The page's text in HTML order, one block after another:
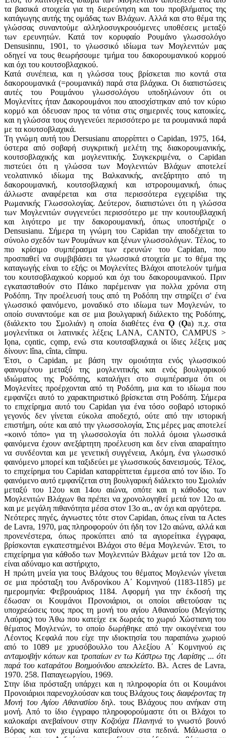
τα βασικά στοιχεία για τη διερεύνηση και του προβλήματος της
κατάγωγης αυτής της ομάδας των Βλάχων. Αλλά και στο θέμα της
γλώσσας συναντούμε αλληλοσυγκρουόμενες υποθέσεις μεταξύ
των ερευνητών. Κατά τον κορυφαίο Ρουμάνο γλωσσολόγο
Densusinnu, 1901, το γλωσσικό ιδίωμα των Μογλενιτών μας
οδηγεί να τους θεωρήσουμε τμήμα του δακορουμανικού κορμού
και όχι του κουτσοβλαχικού.
Κατά συνέπεια, και η γλώσσα τους βρίσκεται πιο κοντά στα
δακορουμανικά (=ρουμανικά) παρά στα βλάχικα. Οι διαπιστώσεις
αυτές του Ροuμάνου γλωσσολόγου υποδηλώνουν ότι οι
Μογλενίτες ήταν Δακορουμάνοι που αποσχίστηκαν από τον κύριο
κορμό και όδευσαν προς τα νότια στις σημερινές τους κατοικίες,
και η γλώσσα τους συγγενεύει περισσότερο με τα ρουμανικά παρά
με τα κουτσοβλαχικά.
Τη γνώμη αυτή του Dersusianu απορρίπτει ο Capidan, 1975, 164,
ύστερα από σοβαρή συγκριτική μελέτη της διακορουμανικής,
κουτσοβλαχικής και μογλενιτικής. Συγκεκριμένα, o Capidan
πιστεύει ότι η γλώσσα των Μογλενιτών Βλάχων αποτελεί
νεολατινικό ιδίωμα της Βαλκανικής, ανεξάρτητο από τη
δακορουμανική, κουτσοβλαχική και ιστρορουμανική, όπως
άλλωστε αναφέρεται και στα περισσότερα εγχειρίδια της
Ρωμανικής Γλωσσολογίας. Δεύτερον, διαπιστώνει ότι η γλώσσα
των Μογλενιτών συγγενεύει περισσότερο με την κουτουβλαχική
και λιγότερο με την δακορουμανική, όπως υποστήριζε ο
Densusianu. Σήμερα τη γνώμη του Capidan την αποδέχεται το
σύνολο σχεδόν των Ρουμάνων και ξένων γλωσσολόγων. Τέλος, το
πιο κρίσιμο συμπέρασμα των ερευνών του Capidan, που
προσπαθεί να συμβιβάσει τα γλωσσικά στοιχεία με το θέμα της
καταγωγής είναι το εξής: οι Μογλενίτες Βλάχοι αποτελούν τμήμα
του κουτσοβλαχικού κορμού και όχι του δακορουμανικού. Πριν
εγκατασταθούν στο Πάικο παρέμειναν για πολλα χρόνια στη
Ροδόπη. Την προέλευσή τους από τη Ροδόπη την στηρίζει σ' ένα
γλωσσικό φαινόμενο, μοναδικό στο ιδίωμα των Μογλενών, το
οποίο συναντούμε και σε μια βουλγαρική διάλεκτο της Ροδόπης,
(διάλεκτο του Σμολιάν) η οποία διαθέτες έναǪ (Ǫa) π.χ. στα
μoγλενίτικα οι λατινικές λέξεις LANA, CANTO, CAMPUS >
Iǫna, cǫntic, cǫmp, ενώ στα κουτσαβλαχικά οι ίδιες λέξεις μας
δίνουν: lîna, cînta, cîmpu.
Έτσι, ο Capidan, με βάση την ομοιότητα ενός γλωσσικού
φαινομένου μεταξύ της μoγλενιτικής και ενός βουλγαρικού
ιδιώματος της Ροδόπης, καταλήγει στο συμπέρασμα ότι οι
Μογλενίτες προέρχονται από τη Ροδόπη, μια και το ιδίωμα που
εμφανίζει αυτό το χαρακτηριστικό βρίσκεται στη Ροδόπη. Σήμερα
το επιχείρημα αυτό του Capidan για ένα τόσο σοβαρό ιστορικό
γεγονός δεν γίνεται εύκολα αποδεχτό, ούτε από την ιστορική
επιστήμη, ούτε και από την γλωσσολογία, Στις μέρες μας αποτελεί
«κοινό τόπο» για τη γλωσσολογία ότι πολλά όμοια γλωσσικά
φαινόμενα έχουν ανεξάρτητη προέλευση και δεν είναι απαραίτητο
να συνδέονται και με γενετική συγγένεια, Ακόμη, ένα γλωσσικό
φαινόμενο μπορεί και ταξιδεύει με γλωσσικούς δανεισμούς. Τέλος,
το επιχείρημα του Capidan καταρρίπτεται έμμεσα από τον ίδιο. Το
φαινόμενο αυτό εμφανίζεται στη βουλγαρική διάλεκτο του Σμολιάν
μεταξύ του 12ου και 14ου αιώνα, οπότε και η κάθοδος των
Μογλενιτών Βλάχων θα πρέπει να χρονολογηθεί μετά τον 12ο αι.
και με μεγάλη πιθανότητα μέσα στον 13ο αι., αν όχι και αργότερα.
Νεότερες πηγές, άγνωστες τότε στον Capidan, όπως είναι τα Αctes
de Lavra, 1970, μας πληροφορούν ότι ήδη τον 12ο αιώνα, αλλά και
προνενέστερα, όπως προκύπτει από τα αγιορείτικα έγγραφα,
βρίσκονται εγκατεστημένοι Βλάχοι στο θέμα Μογλενών. Έτσι, το
επιχείρημα για κάθοδο των Μογλενιτών Βλάχων μετά τον 12ο αι.
είναι αδύναμο και αστήριχτο,
Η πρώτη μνεία για τους Βλάχους του θέματος Μογλενών γίνεται
σε μια πρόσταξη του Ανδρονίκου Α΄ Κομνηνού (1183-1185) με
ημερομηνία: Φεβρουάριος 1184. Αφορμή για την έκδοσή της
έδωσαν οι Κουμάνοι Προνοιάριοι, οι οποίοι αθετούσαν τις
υποχρεώσεις τους προς τη μονή του αγίου Αθανασίου (Μεγίστης
Λαύρας) του Άθω που κατείχε εκ δωρεάς το χωριό Χώστιανη του
θέματος Μογλενών, το οποίο δωρήθηκε από την οικογένεια του
Λέοντος Κεφαλά που είχε την ιδιοκτησία του παραπάνω χωριού
από το 1089 με χρυσόβουλλο του Αλεξίου Α΄ Κομνηνού εις
ανταμοιβήν κόπων και τροπαίων εν τω Κάστρω της Λαρίσης ... ότι
παρά του καταράτου Βοημούνδου απεκλείετο. Βλ. Acres de Lavra,
1970. 258. Παπαγεωργίου, 1969.
Στην ίδια πρόσταξη υπάρχει και η πληροφορία ότι οι Κουμάνοι
Προνοιάριοι παρενοχλούσαν και τους Βλάχους τους διαφέροντας τη
Μονή του Αγίου Αθανασίουδηλ. τους Βλάχους που ανήκαν στη
μονή. Από το ίδιο έγγραφο πληροφορούμαστε ότι οι Βλάχοι το
καλοκαίρι ανεβαίνουν στην Κοζούχα Πλανηνάτο γνωστό βουνό
Βόρας και τον χειμώνα κατεβαίνουν στα πεδινά. Μάλωστα ο